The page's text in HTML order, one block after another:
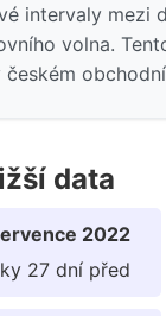
intervaly mezi
volna.
českém
data
2022
27 dní před